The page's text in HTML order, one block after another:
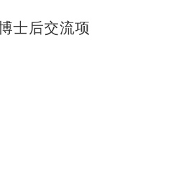
士后交流项